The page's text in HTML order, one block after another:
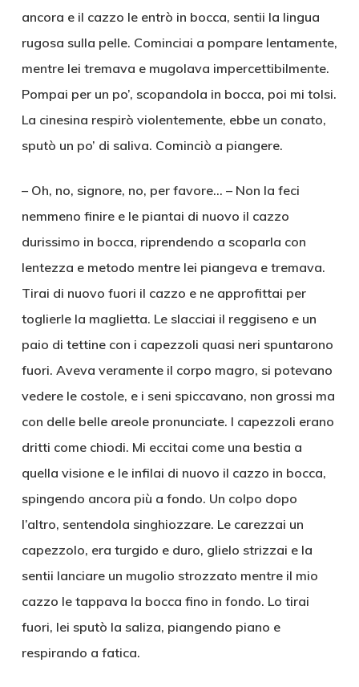
ancora e il cazzo le entrò in bocca, sentii la lingua
rugosa sulla pelle. Cominciai a pompare lentamente,
mentre lei tremava e mugolava impercettibilmente.
Pompai per un po’, scopandola in bocca, poi mi tolsi.
La cinesina respirò violentemente, ebbe un conato,
sputò un po’ di saliva. Cominciò a piangere.
– Oh, no, signore, no, per favore… – Non la feci
nemmeno finire e le piantai di nuovo il cazzo
durissimo in bocca, riprendendo a scoparla con
lentezza e metodo mentre lei piangeva e tremava.
Tirai di nuovo fuori il cazzo e ne approfittai per
toglierle la maglietta. Le slacciai il reggiseno e un
paio di tettine con i capezzoli quasi neri spuntarono
fuori. Aveva veramente il corpo magro, si potevano
vedere le costole, e i seni spiccavano, non grossi ma
con delle belle areole pronunciate. I capezzoli erano
dritti come chiodi. Mi eccitai come una bestia a
quella visione e le infilai di nuovo il cazzo in bocca,
spingendo ancora più a fondo. Un colpo dopo
l’altro, sentendola singhiozzare. Le carezzai un
capezzolo, era turgido e duro, glielo strizzai e la
sentii lanciare un mugolio strozzato mentre il mio
cazzo le tappava la bocca fino in fondo. Lo tirai
fuori, lei sputò la saliza, piangendo piano e
respirando a fatica.